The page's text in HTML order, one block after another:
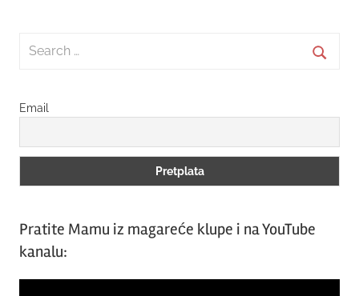
Search
Email
Pratite Mamu iz magareće klupe i na YouTube
kanalu: